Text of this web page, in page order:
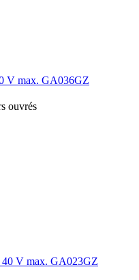
V max. GA036GZ
ouvrés
40 V max. GA023GZ